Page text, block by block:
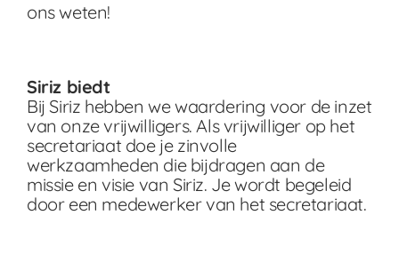
ons weten!
Siriz biedt
Bij Siriz hebben we waardering voor de inzet
van onze vrijwilligers. Als vrijwilliger op het
secretariaat doe je zinvolle
werkzaamheden die bijdragen aan de
missie en visie van Siriz. Je wordt begeleid
door een medewerker van het secretariaat.